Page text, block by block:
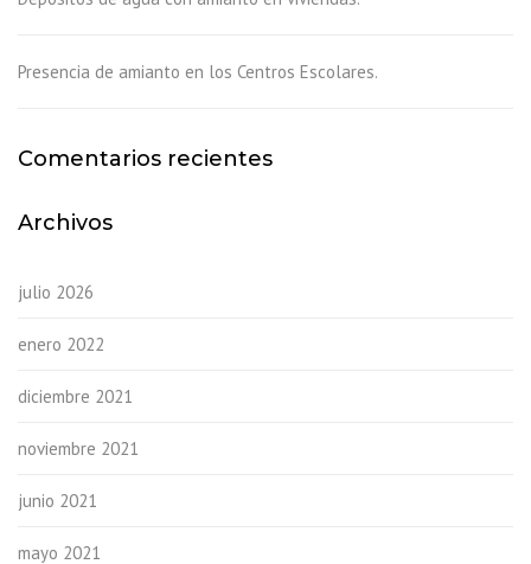
Presencia de amianto en los Centros Escolares.
Comentarios recientes
Archivos
julio 2026
enero 2022
diciembre 2021
noviembre 2021
junio 2021
mayo 2021